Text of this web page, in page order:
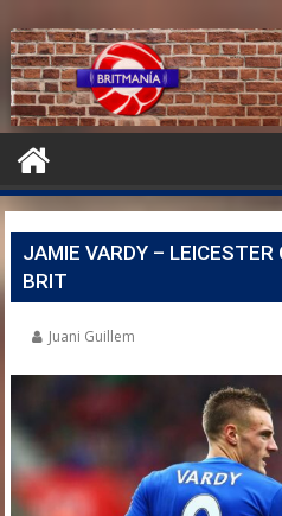
JAMIE VARDY –
BRIT
Juani Guillem